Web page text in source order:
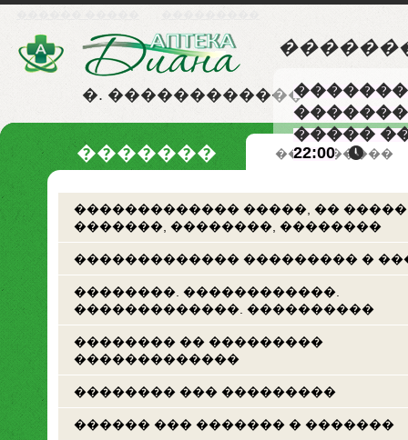
�. ������������
�����
22:00
������� �� �������
������������� �����, ��
�������, ��������, ��������
������������� ��������� �
��������. ������������.
�������������. ����������
�������� �� ���������
�������������
�������� ��� ���������
������ ��� ������� � �������